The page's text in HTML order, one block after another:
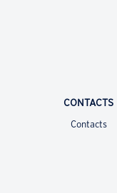
CONTACTS
Contacts